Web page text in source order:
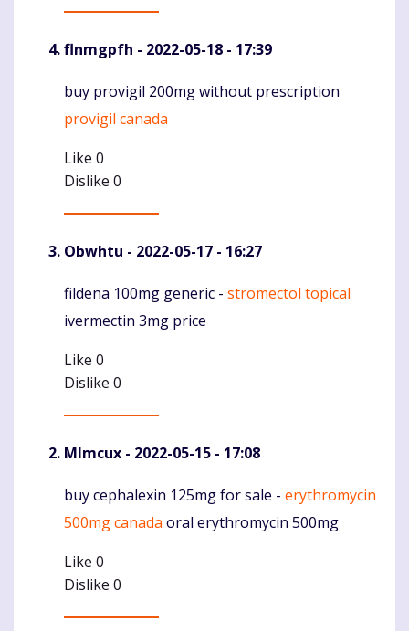
flnmgpfh - 2022-05-18 - 17:39
Komentaras
buy provigil 200mg without prescription
provigil canada
Like 0
Dislike 0
Obwhtu - 2022-05-17 - 16:27
Komentaras
fildena 100mg generic - stromectol topical
ivermectin 3mg price
Like 0
Dislike 0
Mlmcux - 2022-05-15 - 17:08
Komentaras
buy cephalexin 125mg for sale - erythromycin
500mg canada oral erythromycin 500mg
Like 0
Dislike 0